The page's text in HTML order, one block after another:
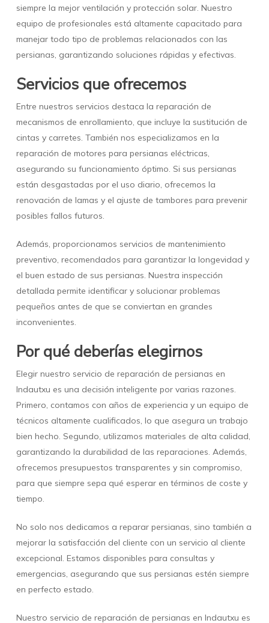
siempre la mejor ventilación y protección solar. Nuestro
equipo de profesionales está altamente capacitado para
manejar todo tipo de problemas relacionados con las
persianas, garantizando soluciones rápidas y efectivas.
Servicios que ofrecemos
Entre nuestros servicios destaca la reparación de
mecanismos de enrollamiento, que incluye la sustitución de
cintas y carretes. También nos especializamos en la
reparación de motores para persianas eléctricas,
asegurando su funcionamiento óptimo. Si sus persianas
están desgastadas por el uso diario, ofrecemos la
renovación de lamas y el ajuste de tambores para prevenir
posibles fallos futuros.
Además, proporcionamos servicios de mantenimiento
preventivo, recomendados para garantizar la longevidad y
el buen estado de sus persianas. Nuestra inspección
detallada permite identificar y solucionar problemas
pequeños antes de que se conviertan en grandes
inconvenientes.
Por qué deberías elegirnos
Elegir nuestro servicio de reparación de persianas en
Indautxu es una decisión inteligente por varias razones.
Primero, contamos con años de experiencia y un equipo de
técnicos altamente cualificados, lo que asegura un trabajo
bien hecho. Segundo, utilizamos materiales de alta calidad,
garantizando la durabilidad de las reparaciones. Además,
ofrecemos presupuestos transparentes y sin compromiso,
para que siempre sepa qué esperar en términos de coste y
tiempo.
No solo nos dedicamos a reparar persianas, sino también a
mejorar la satisfacción del cliente con un servicio al cliente
excepcional. Estamos disponibles para consultas y
emergencias, asegurando que sus persianas estén siempre
en perfecto estado.
Nuestro servicio de reparación de persianas en Indautxu es